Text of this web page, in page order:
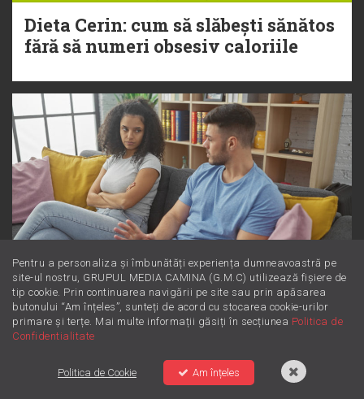
Dieta Cerin: cum să slăbești sănătos
fără să numeri obsesiv caloriile
Dincolo de supărare: Este furie sau
iritare? Învață să le diferențiezi
Pentru a personaliza și îmbunătăți experiența dumneavoastră pe
site-ul nostru, GRUPUL MEDIA CAMINA (G.M.C) utilizează fișiere de
tip cookie. Prin continuarea navigării pe site sau prin apăsarea
butonului “Am înțeles”, sunteți de acord cu stocarea cookie-urilor
primare și terțe. Mai multe informații găsiți în secțiunea Politica de
Confidentialitate
Politica de Cookie Am înțeles